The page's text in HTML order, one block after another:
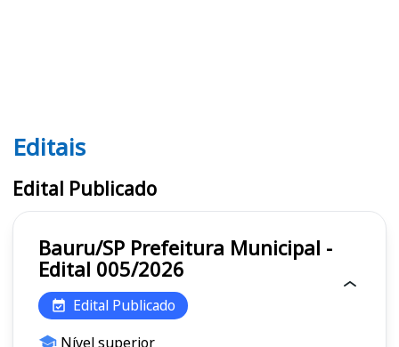
Editais
Editais
Edital Publicado
Bauru/SP Prefeitura Municipal -
Edital 005/2026
Edital Publicado
Nível superior